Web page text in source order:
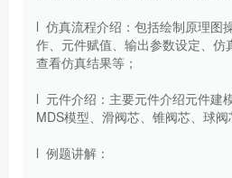
l 仿真流程介绍：包括绘制原理图
作、元件赋值、输出参数设定、仿
查看仿真结果等；
l 元件介绍：主要元件介绍元件建
MDS模型、滑阀芯、锥阀芯、球阀
l 例题讲解：